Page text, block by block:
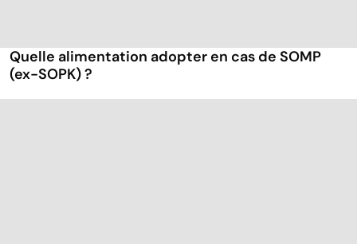
Quelle alimentation adopter en cas de SOMP
(ex-SOPK) ?